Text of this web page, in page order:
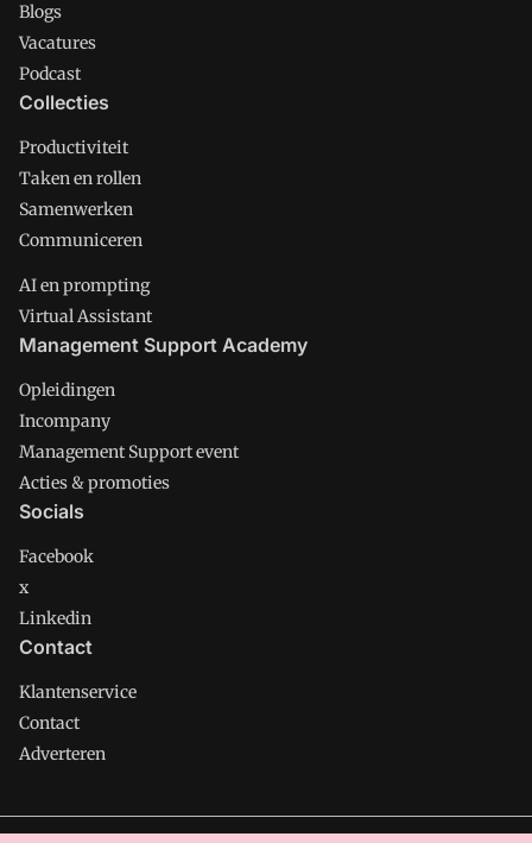
Blogs
Vacatures
Podcast
Collecties
Productiviteit
Taken en rollen
Samenwerken
Communiceren
AI en prompting
Virtual Assistant
Management Support Academy
Opleidingen
Incompany
Management Support event
Acties & promoties
Socials
Facebook
x
Linkedin
Contact
Klantenservice
Contact
Adverteren